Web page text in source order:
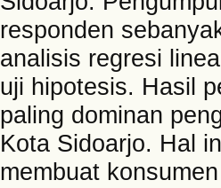
responden
analisis regresi
uji hipotesis. Hasil
paling dominan
Kota Sidoarjo. Hal
membuat